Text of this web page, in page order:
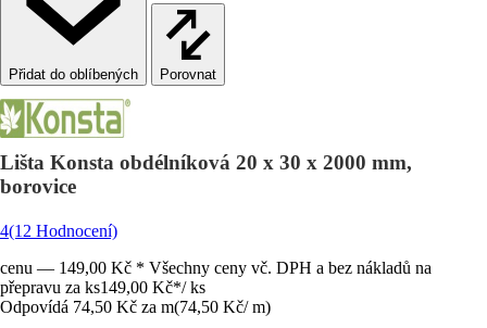
Porovnat
Lišta Konsta obdélníková 20 x 30 x 2000 mm,
borovice
4(12 Hodnocení)
cenu — 149,00 Kč * Všechny ceny vč. DPH a bez nákladů na
přepravu za ks149,00 Kč*/ ks
Odpovídá 74,50 Kč za m(74,50 Kč/ m)